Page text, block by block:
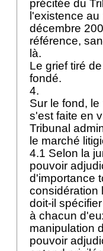
précitée du
l'existence
décembre
référence,
là.
Le grief tiré
fondé.
4.
Sur le fond,
s'est faite en
Tribunal
le marché
4.1 Selon la
pouvoir
d'importance
considération
doit-il
à chacun
manipulation
pouvoir